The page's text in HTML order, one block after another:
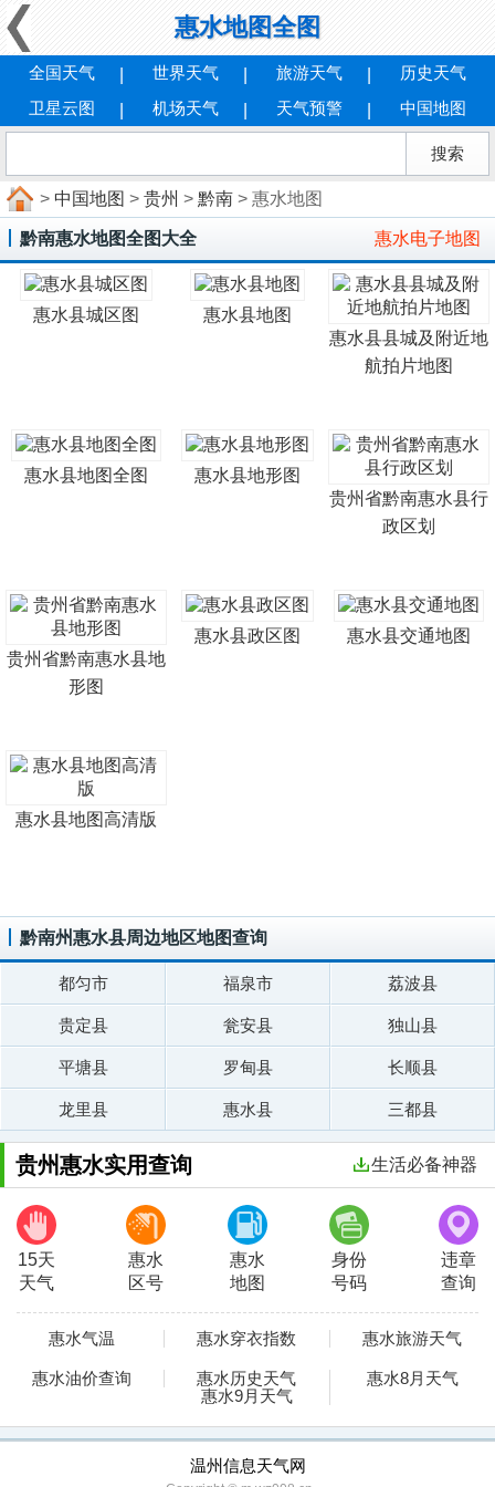
惠水地图全图
全国天气 世界天气 旅游天气
历史天气
卫星云图
机场天气 天气预警 中国地图
> 中国地图 > 贵州 > 黔南 > 惠水地图
黔南惠水地图全图大全 惠水电子地图
惠水县城区图
惠水县地图
惠水县县城及附近地
航拍片地图
惠水县地图全图
惠水县地形图
贵州省黔南惠水县行
政区划
贵州省黔南惠水县地
形图
惠水县政区图 惠水县交通地图
惠水县地图高清版
黔南州惠水县周边地区地图查询
都匀市 福泉市 荔波县
贵定县 瓮安县 独山县
平塘县 罗甸县 长顺县
龙里县 惠水县 三都县
贵州惠水实用查询 生活必备神器
15天
天气
惠水
区号
惠水
地图
身份
号码
违章
查询
惠水气温 惠水穿衣指数 惠水旅游天气
惠水油价查询 惠水历史天气
惠水8月天气
惠水9月天气
温州信息天气网